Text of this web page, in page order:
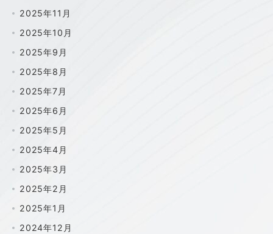
2025年11月
2025年10月
2025年9月
2025年8月
2025年7月
2025年6月
2025年5月
2025年4月
2025年3月
2025年2月
2025年1月
2024年12月